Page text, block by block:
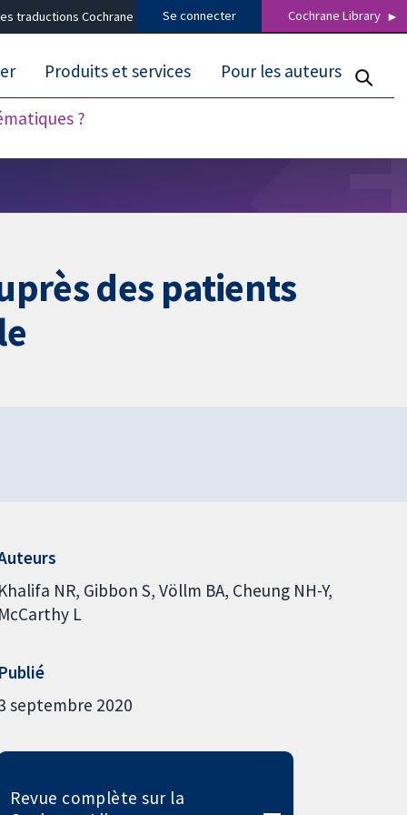
traductions Cochrane Se connecter Cochrane Library
?
Produits et services Pour les auteurs
des patients
Khalifa NR Gibbon S Völlm BA Cheung NH-Y
McCarthy L
Publié
septembre 2020
Revue complète sur la